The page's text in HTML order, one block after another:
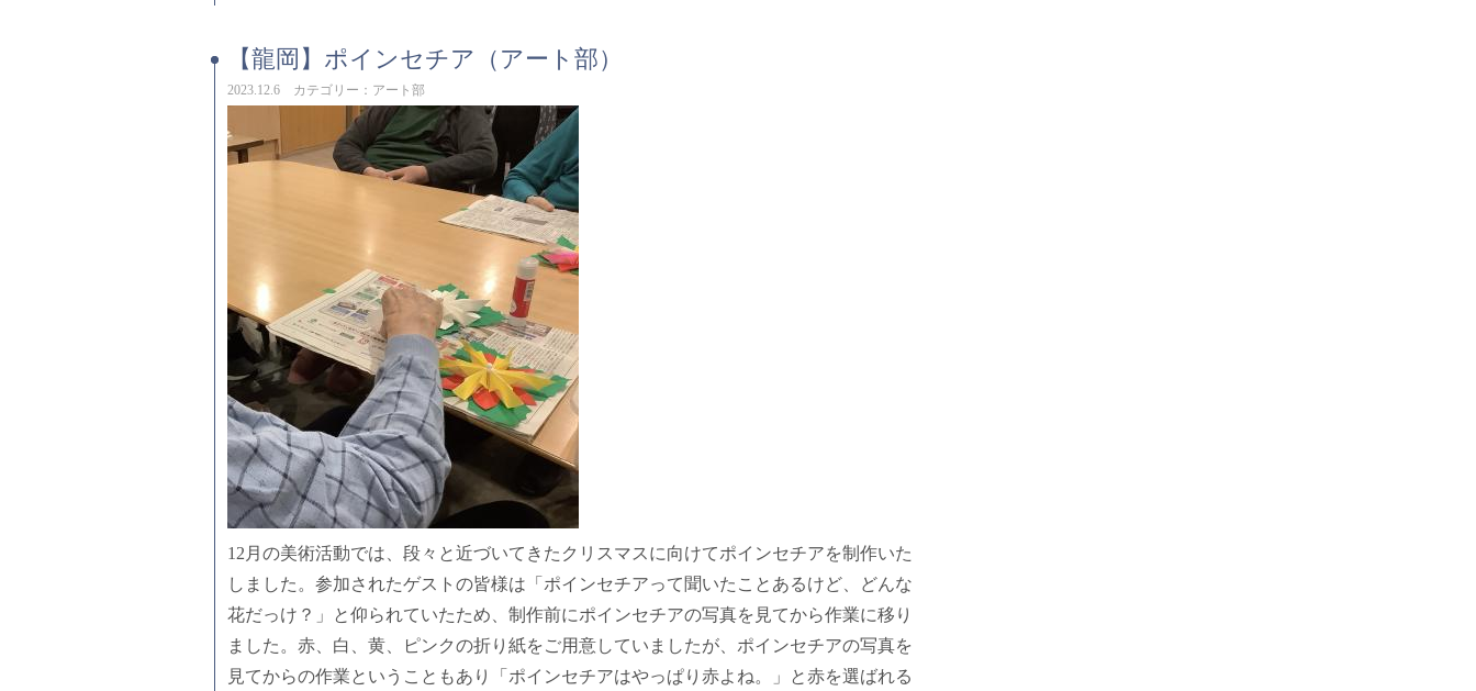
【龍岡】ポインセチア（アート部）
2023.12.6 カテゴリー：アート部
12月の美術活動では、段々と近づいてきたクリスマスに向けてポインセチアを制作いた
しました。参加されたゲストの皆様は「ポインセチアって聞いたことあるけど、どんな
花だっけ？」と仰られていたため、制作前にポインセチアの写真を見てから作業に移り
ました。赤、白、黄、ピンクの折り紙をご用意していましたが、ポインセチアの写真を
見てからの作業ということもあり「ポインセチアはやっぱり赤よね。」と赤を選ばれる